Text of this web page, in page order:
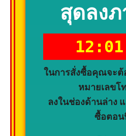
สุดลงภ
ในการสั่งซื้อคุณจะต้
หมายเลขโ
ลงในช่องด้านล่าง
ซื้อตอน